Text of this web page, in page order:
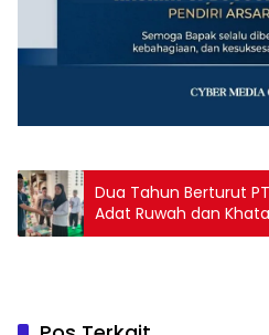
Dua Tahun Berturut
Adat Ruwah dan